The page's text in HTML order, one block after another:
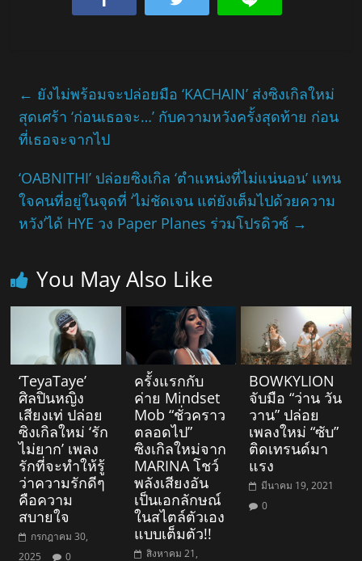
← ยังไม่พร้อมจะปล่อยมือ ‘KACHAIN’ ส่งซิงเกิลใหม่
สุดเศร้า ‘ก่อนเธอจะ…’ กับความหวังครั้งสุดท้าย ก่อน
ที่เธอจะจากไป
‘OABNITHI’ ปล่อยซิงเกิล ‘ตำแหน่งที่ไม่แน่นอน’ แทน
ใจคนที่อยู่ในจุดที่ ‘ไม่ชัดเจน แต่ยังเต็มไปด้วยความ
หวัง’ได้ HYE วง Paper Planes ร่วมโปรดิวซ์ →
You May Also Like
‘TeyaTaye’
ศิลปินหญิง
เสียงเท่ ปล่อย
ซิงเกิลใหม่ ‘รัก
ไม่ยาก’ เพลง
รักที่จะทำให้รู้
ว่าความรักดีๆ
คือความ
สบายใจ
กรกฎาคม 30,
2025
0
ครั้งแรกกับ
ค่าย Mindset
Mob “ชั่วคราว
ตลอดไป”
ซิงเกิลใหม่จาก
MARINA โชว์
พลังเสียงอัน
เป็นเอกลักษณ์
ในสไตล์ตัวเอง
แบบเต็มตัว!!
สิงหาคม 21,
BOWKYLION
จับมือ “ว่าน วัน
วาน” ปล่อย
เพลงใหม่ “ซับ”
ติดเทรนด์มา
แรง
มีนาคม 19, 2021
0